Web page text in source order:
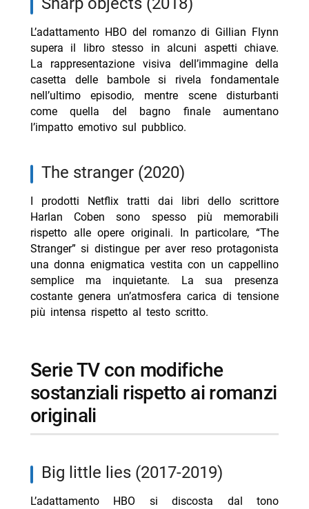
L’adattamento HBO del romanzo di Gillian Flynn
supera il libro stesso in alcuni aspetti chiave.
La rappresentazione visiva dell’immagine della
casetta delle bambole si rivela fondamentale
nell’ultimo episodio, mentre scene disturbanti
come quella del bagno finale aumentano
l’impatto emotivo sul pubblico.
the stranger (2020)
I prodotti Netflix tratti dai libri dello scrittore
Harlan Coben sono spesso più memorabili
rispetto alle opere originali. In particolare, “The
Stranger” si distingue per aver reso protagonista
una donna enigmatica vestita con un cappellino
semplice ma inquietante. La sua presenza
costante genera un’atmosfera carica di tensione
più intensa rispetto al testo scritto.
serie TV con modifiche
sostanziali rispetto ai romanzi
originali
big little lies (2017-2019)
L’adattamento HBO si discosta dal tono